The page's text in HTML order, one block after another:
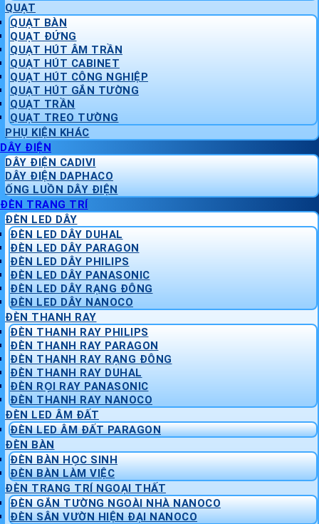
QUẠT
QUẠT BÀN
QUẠT ĐỨNG
QUẠT HÚT ÂM TRẦN
QUẠT HÚT CABINET
QUẠT HÚT CÔNG NGHIỆP
QUẠT HÚT GẮN TƯỜNG
QUẠT TRẦN
QUẠT TREO TƯỜNG
PHỤ KIỆN KHÁC
DÂY ĐIỆN
DÂY ĐIỆN CADIVI
DÂY ĐIỆN DAPHACO
ỐNG LUỒN DÂY ĐIỆN
ĐÈN TRANG TRÍ
ĐÈN LED DÂY
ĐÈN LED DÂY DUHAL
ĐÈN LED DÂY PARAGON
ĐÈN LED DÂY PHILIPS
ĐÈN LED DÂY PANASONIC
ĐÈN LED DÂY RẠNG ĐÔNG
ĐÈN LED DÂY NANOCO
ĐÈN THANH RAY
ĐÈN THANH RAY PHILIPS
ĐÈN THANH RAY PARAGON
ĐÈN THANH RAY RẠNG ĐÔNG
ĐÈN THANH RAY DUHAL
ĐÈN RỌI RAY PANASONIC
ĐÈN THANH RAY NANOCO
ĐÈN LED ÂM ĐẤT
ĐÈN LED ÂM ĐẤT PARAGON
ĐÈN BÀN
ĐÈN BÀN HỌC SINH
ĐÈN BÀN LÀM VIỆC
ĐÈN TRANG TRÍ NGOẠI THẤT
ĐÈN GẮN TƯỜNG NGOÀI NHÀ NANOCO
ĐÈN SÂN VƯỜN HIỆN ĐẠI NANOCO